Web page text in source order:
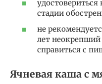
удостовериться
стадии
не
лет
справиться с
Ячневая каша с